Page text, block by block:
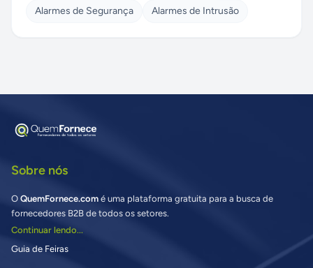
Alarmes de Segurança
Alarmes de Intrusão
Sobre nós
O QuemFornece.com é uma plataforma gratuita para a busca de
fornecedores B2B de todos os setores.
Continuar lendo...
Guia de Feiras